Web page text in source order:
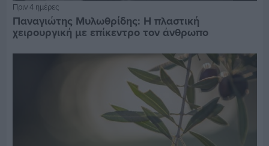
Πριν 4 ημέρες
Παναγιώτης Μυλωθρίδης: Η πλαστική
χειρουργική με επίκεντρο τον άνθρωπο